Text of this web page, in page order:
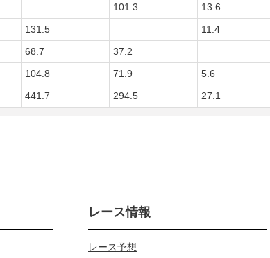
101.3 13.6
131.5 11.4
68.7 37.2
104.8 71.9 5.6
441.7 294.5 27.1
レース情報
レース予想